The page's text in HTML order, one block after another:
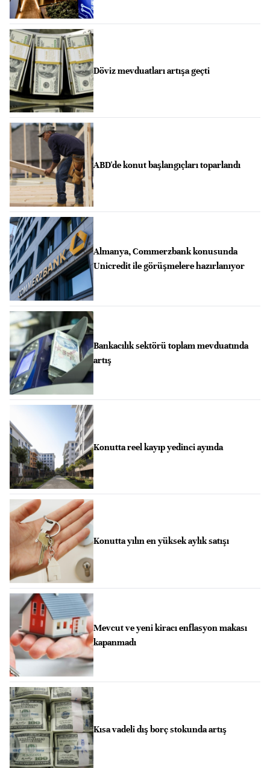
Döviz mevduatları artışa geçti
ABD'de konut başlangıçları toparlandı
Almanya, Commerzbank konusunda
Unicredit ile görüşmelere hazırlanıyor
Bankacılık sektörü toplam mevduatında
artış
Konutta reel kayıp yedinci ayında
Konutta yılın en yüksek aylık satışı
Mevcut ve yeni kiracı enflasyon makası
kapanmadı
Kısa vadeli dış borç stokunda artış